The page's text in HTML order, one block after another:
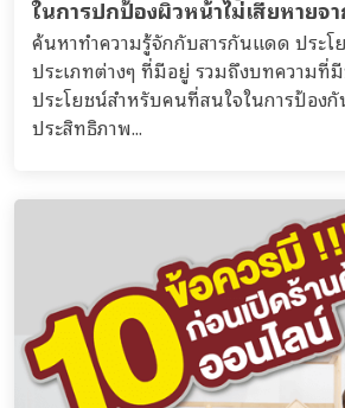
ในการปกป้องผิวหน้าไม่เสียหายจ
ค้นหาทำความรู้จักกับสารกันแดด ประโ
ประเภทต่างๆ ที่มีอยู่ รวมถึงบทความที่
ประโยชน์สำหรับคนที่สนใจในการป้อง
ประสิทธิภาพ...